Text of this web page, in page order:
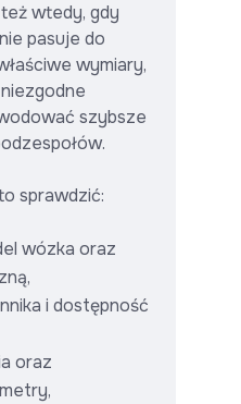
wtedy, gdy
pasuje do
wymiary,
szybsze
sprawdzić:
wózka oraz
i dostępność
oraz